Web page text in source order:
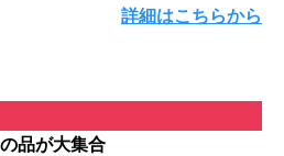
詳細はこちらから
品が大集合